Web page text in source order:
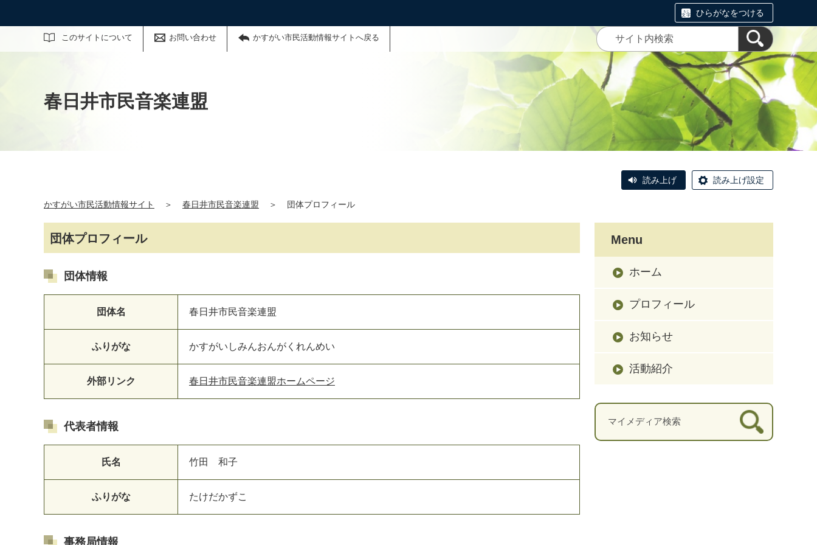
ひらがなをつける
このサイトについて お問い合わせ かすがい市民活動情報サイトへ戻る
サイト内検索
春日井市民音楽連盟
読み上げ 読み上げ設定
かすがい市民活動情報サイト ＞ 春日井市民音楽連盟 ＞ 団体プロフィール
団体プロフィール
団体情報
団体名 春日井市民音楽連盟
ふりがな かすがいしみんおんがくれんめい
外部リンク 春日井市民音楽連盟ホームページ
代表者情報
氏名 竹田 和子
ふりがな たけだかずこ
事務局情報
Menu
ホーム
プロフィール
お知らせ
活動紹介